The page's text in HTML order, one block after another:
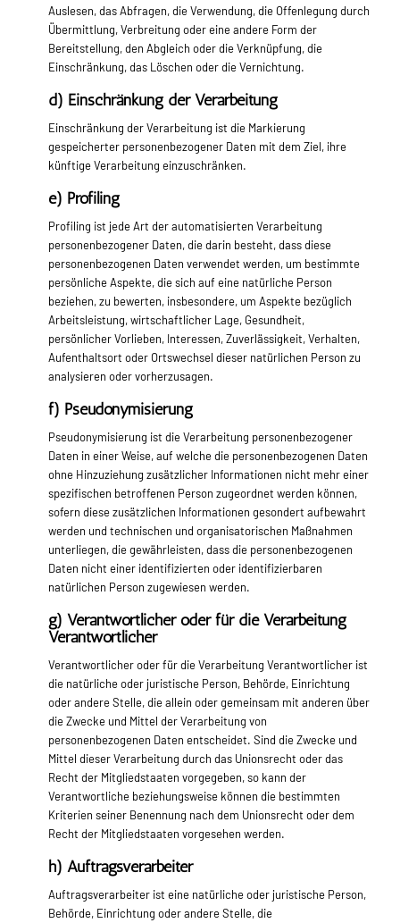
Auslesen, das Abfragen, die Verwendung, die Offenlegung durch
Übermittlung, Verbreitung oder eine andere Form der
Bereitstellung, den Abgleich oder die Verknüpfung, die
Einschränkung, das Löschen oder die Vernichtung.
d) Einschränkung der Verarbeitung
Einschränkung der Verarbeitung ist die Markierung
gespeicherter personenbezogener Daten mit dem Ziel, ihre
künftige Verarbeitung einzuschränken.
e) Profiling
Profiling ist jede Art der automatisierten Verarbeitung
personenbezogener Daten, die darin besteht, dass diese
personenbezogenen Daten verwendet werden, um bestimmte
persönliche Aspekte, die sich auf eine natürliche Person
beziehen, zu bewerten, insbesondere, um Aspekte bezüglich
Arbeitsleistung, wirtschaftlicher Lage, Gesundheit,
persönlicher Vorlieben, Interessen, Zuverlässigkeit, Verhalten,
Aufenthaltsort oder Ortswechsel dieser natürlichen Person zu
analysieren oder vorherzusagen.
f) Pseudonymisierung
Pseudonymisierung ist die Verarbeitung personenbezogener
Daten in einer Weise, auf welche die personenbezogenen Daten
ohne Hinzuziehung zusätzlicher Informationen nicht mehr einer
spezifischen betroffenen Person zugeordnet werden können,
sofern diese zusätzlichen Informationen gesondert aufbewahrt
werden und technischen und organisatorischen Maßnahmen
unterliegen, die gewährleisten, dass die personenbezogenen
Daten nicht einer identifizierten oder identifizierbaren
natürlichen Person zugewiesen werden.
g) Verantwortlicher oder für die Verarbeitung
Verantwortlicher
Verantwortlicher oder für die Verarbeitung Verantwortlicher ist
die natürliche oder juristische Person, Behörde, Einrichtung
oder andere Stelle, die allein oder gemeinsam mit anderen über
die Zwecke und Mittel der Verarbeitung von
personenbezogenen Daten entscheidet. Sind die Zwecke und
Mittel dieser Verarbeitung durch das Unionsrecht oder das
Recht der Mitgliedstaaten vorgegeben, so kann der
Verantwortliche beziehungsweise können die bestimmten
Kriterien seiner Benennung nach dem Unionsrecht oder dem
Recht der Mitgliedstaaten vorgesehen werden.
h) Auftragsverarbeiter
Auftragsverarbeiter ist eine natürliche oder juristische Person,
Behörde, Einrichtung oder andere Stelle, die